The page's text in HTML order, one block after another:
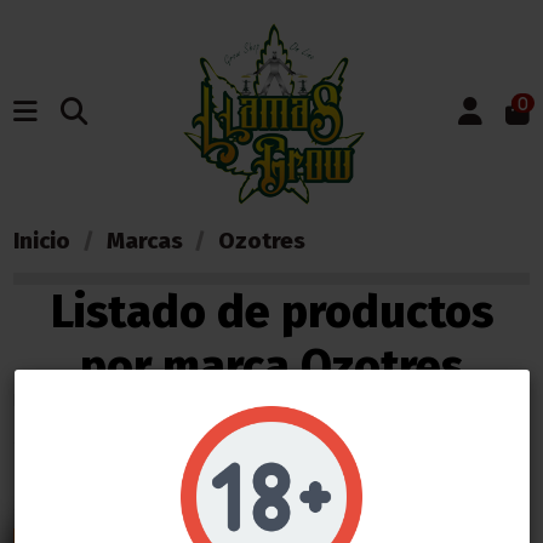
0
Inicio Marcas Ozotres
Listado de productos
por marca Ozotres
Nombre, A a Z
LLAMAS GROW NO VENDE ABSOLUTAMENTE NINGÚN PRODUCTO QUE ESTE FUERA DE LA LEY